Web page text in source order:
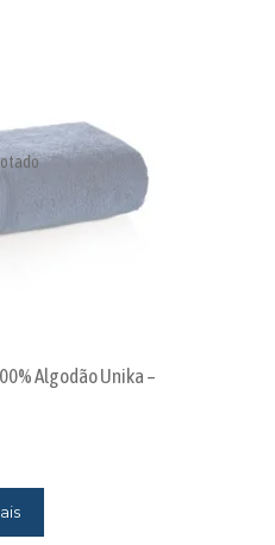
Algodão Unika –